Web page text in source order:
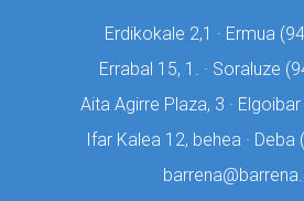
Erdikokale 2,1 · Ermua (
Errabal 15, 1. · Soraluze (
Aita Agirre Plaza, 3 · Elgoibar
Ifar Kalea 12, behea · Deba (